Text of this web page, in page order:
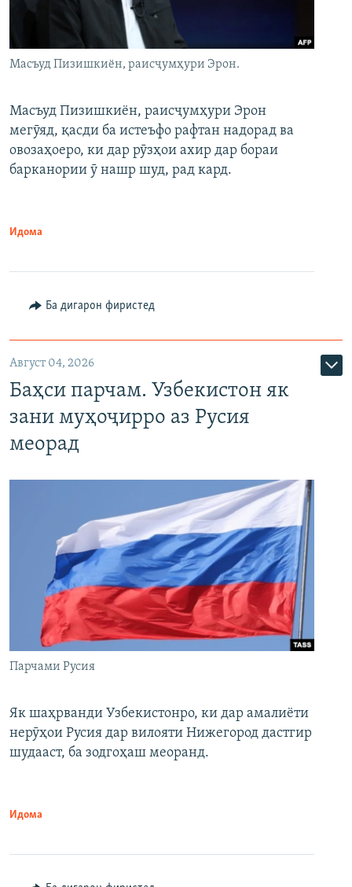
Масъуд Пизишкиён, раисҷумҳури Эрон.
Масъуд Пизишкиён, раисҷумҳури Эрон
мегӯяд, қасди ба истеъфо рафтан надорад ва
овозаҳоеро, ки дар рӯзҳои ахир дар бораи
барканории ӯ нашр шуд, рад кард.
Идома
Ба дигарон фиристед
Август 04, 2026
Баҳси парчам. Узбекистон як
зани муҳоҷирро аз Русия
меорад
Парчами Русия
Як шаҳрванди Узбекистонро, ки дар амалиёти
нерӯҳои Русия дар вилояти Нижегород дастгир
шудааст, ба зодгоҳаш меоранд.
Идома